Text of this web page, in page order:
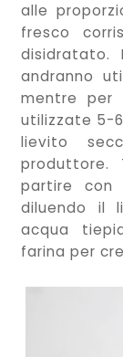
alle
fresco
disidratato.
andranno
mentre per
utilizzate 5-
lievito
produttore.
partire con
diluendo il
acqua
farina per